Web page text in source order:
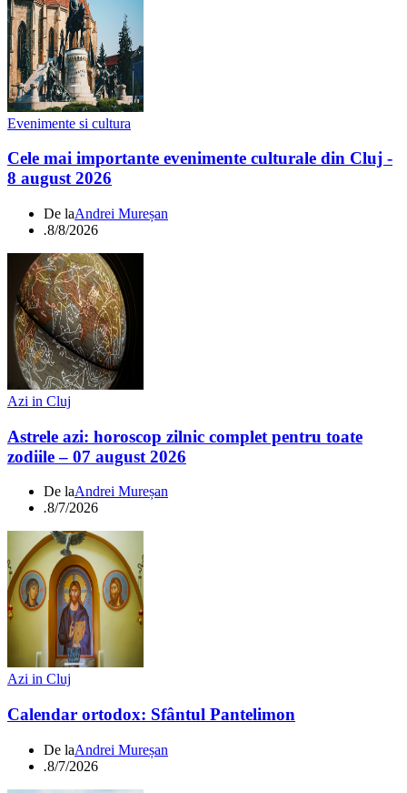
Evenimente si cultura
Cele mai importante evenimente culturale din Cluj -
8 august 2026
De laAndrei Mureșan
.8/8/2026
Azi in Cluj
Astrele azi: horoscop zilnic complet pentru toate
zodiile – 07 august 2026
De laAndrei Mureșan
.8/7/2026
Azi in Cluj
Calendar ortodox: Sfântul Pantelimon
De laAndrei Mureșan
.8/7/2026